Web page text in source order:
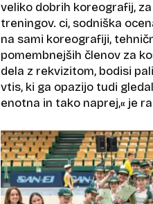
veliko dobrih koreografij,
treningov. ci, sodniška
na sami koreografiji,
pomembnejših členov za
dela z rekvizitom, bodisi
vtis, ki ga opazijo tudi
enotna in tako naprej,« je